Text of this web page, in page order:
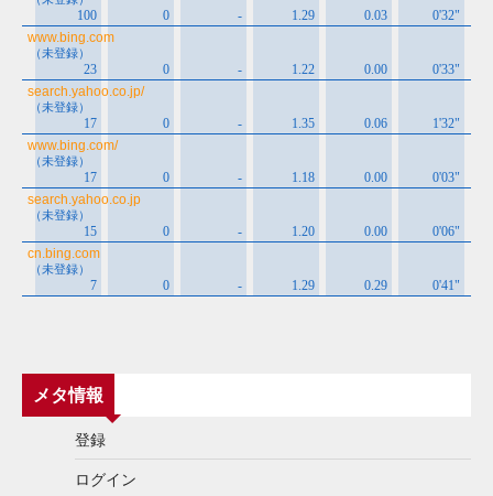
メタ情報
登録
ログイン